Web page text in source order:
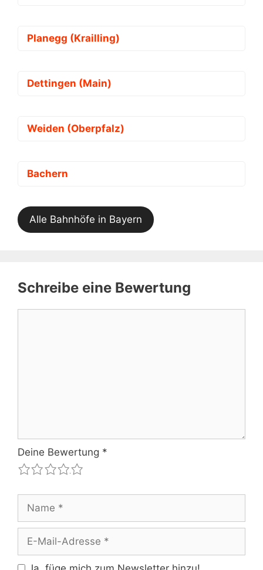
Planegg (Krailling)
Dettingen (Main)
Weiden (Oberpfalz)
Bachern
Alle Bahnhöfe in Bayern
Schreibe eine Bewertung
Deine Bewertung *
4
3
2
1
Mail-
Adresse